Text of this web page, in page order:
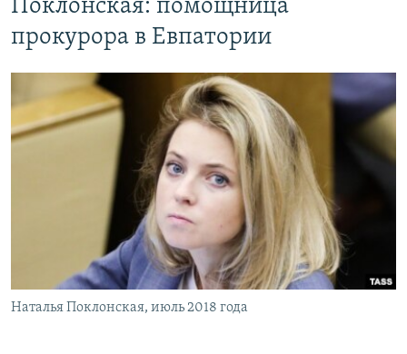
Поклонская: помощница
прокурора в Евпатории
Наталья Поклонская, июль 2018 года